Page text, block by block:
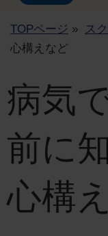
TOPページ » ス
心構えなど
病気
前に
心構